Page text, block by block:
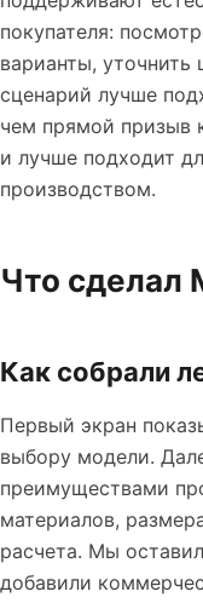
покупателя:
варианты, уточнить
сценарий лучше
чем прямой призыв
и лучше подходит
производством.
Что сделал
Как собрали
Первый экран
выбору модели.
преимуществами
материалов,
расчета. Мы
добавили